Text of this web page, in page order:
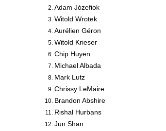
Adam Józefiok
Witold Wrotek
Aurélien Géron
Witold Krieser
Chip Huyen
Michael Albada
Mark Lutz
Chrissy LeMaire
Brandon Abshire
Rishal Hurbans
Jun Shan